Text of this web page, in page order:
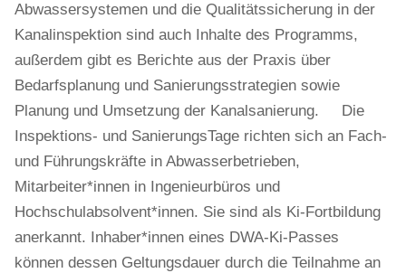
Abwassersystemen und die Qualitätssicherung in der
Kanalinspektion sind auch Inhalte des Programms,
außerdem gibt es Berichte aus der Praxis über
Bedarfsplanung und Sanierungsstrategien sowie
Planung und Umsetzung der Kanalsanierung. Die
Inspektions- und SanierungsTage richten sich an Fach-
und Führungskräfte in Abwasserbetrieben,
Mitarbeiter*innen in Ingenieurbüros und
Hochschulabsolvent*innen. Sie sind als Ki-Fortbildung
anerkannt. Inhaber*innen eines DWA-Ki-Passes
können dessen Geltungsdauer durch die Teilnahme an